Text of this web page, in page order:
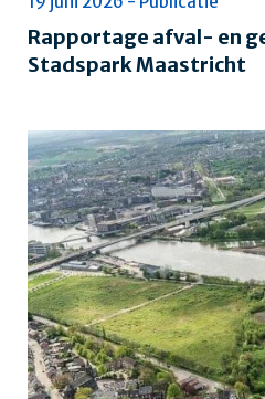
Rapportage afval- en
Stadspark Maastricht